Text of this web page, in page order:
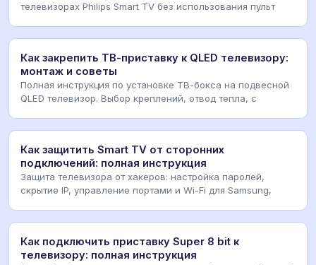
телевизорах Philips Smart TV без использования пульт
Как закрепить ТВ-приставку к QLED телевизору:
монтаж и советы
Полная инструкция по установке ТВ-бокса на подвесной
QLED телевизор. Выбор креплений, отвод тепла, с
Как защитить Smart TV от сторонних
подключений: полная инструкция
Защита телевизора от хакеров: настройка паролей,
скрытие IP, управление портами и Wi-Fi для Samsung,
Как подключить приставку Super 8 bit к
телевизору: полная инструкция